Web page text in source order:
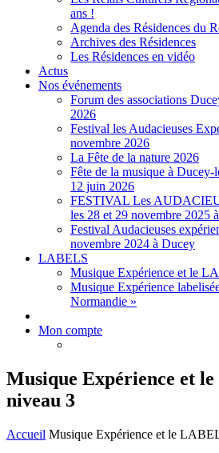
ans !
Agenda des Résidences du
Archives des Résidences
Les Résidences en vidéo
Actus
Nos événements
Forum des associations
2026
Festival les Audacieuses
novembre 2026
La Fête de la nature 2026
Fête de la musique à
12 juin 2026
FESTIVAL Les
les 28 et 29 novembre 2025
Festival Audacieuses
novembre 2024 à Ducey
LABELS
Musique Expérience et le
Musique Expérience
Normandie »
Mon compte
Musique Expérience et
niveau 3
Accueil Musique Expérience et le